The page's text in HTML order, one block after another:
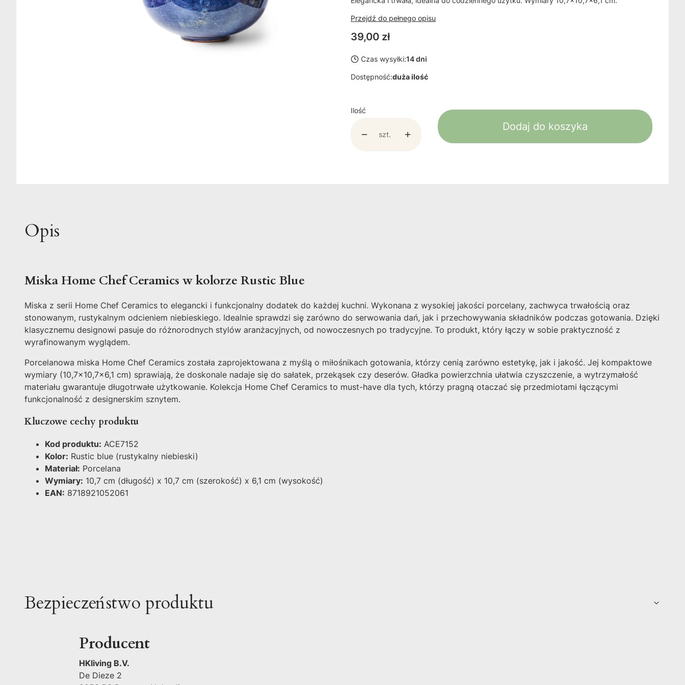
Przejdź do pełnego opisu
Cena
39,00 zł
Czas wysyłki:14 dni
Dostępność:duża ilość
Ilość
szt.
Dodaj do koszyka
Opis
Miska Home Chef Ceramics w kolorze Rustic Blue
Miska z serii Home Chef Ceramics to elegancki i funkcjonalny dodatek do każdej kuchni. Wykonana z wysokiej jakości porcelany, zachwyca trwałością oraz
stonowanym, rustykalnym odcieniem niebieskiego. Idealnie sprawdzi się zarówno do serwowania dań, jak i przechowywania składników podczas gotowania. Dzięki
klasycznemu designowi pasuje do różnorodnych stylów aranżacyjnych, od nowoczesnych po tradycyjne. To produkt, który łączy w sobie praktyczność z
wyrafinowanym wyglądem.
Porcelanowa miska Home Chef Ceramics została zaprojektowana z myślą o miłośnikach gotowania, którzy cenią zarówno estetykę, jak i jakość. Jej kompaktowe
wymiary (10,7x10,7x6,1 cm) sprawiają, że doskonale nadaje się do sałatek, przekąsek czy deserów. Gładka powierzchnia ułatwia czyszczenie, a wytrzymałość
materiału gwarantuje długotrwałe użytkowanie. Kolekcja Home Chef Ceramics to must-have dla tych, którzy pragną otaczać się przedmiotami łączącymi
funkcjonalność z designerskim sznytem.
Kluczowe cechy produktu
Kod produktu: ACE7152
Kolor: Rustic blue (rustykalny niebieski)
Materiał: Porcelana
Wymiary: 10,7 cm (długość) x 10,7 cm (szerokość) x 6,1 cm (wysokość)
EAN: 8718921052061
Bezpieczeństwo produktu
Producent
HKliving B.V.
De Dieze 2